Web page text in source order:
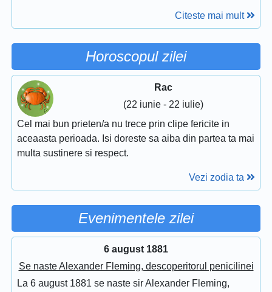
Citeste mai mult
Horoscopul zilei
Rac
(22 iunie - 22 iulie)
Cel mai bun prieten/a nu trece prin clipe fericite in
aceaasta perioada. Isi doreste sa aiba din partea ta mai
multa sustinere si respect.
Vezi zodia ta
Evenimentele zilei
6 august 1881
Se naste Alexander Fleming, descoperitorul penicilinei
La 6 august 1881 se naste sir Alexander Fleming,